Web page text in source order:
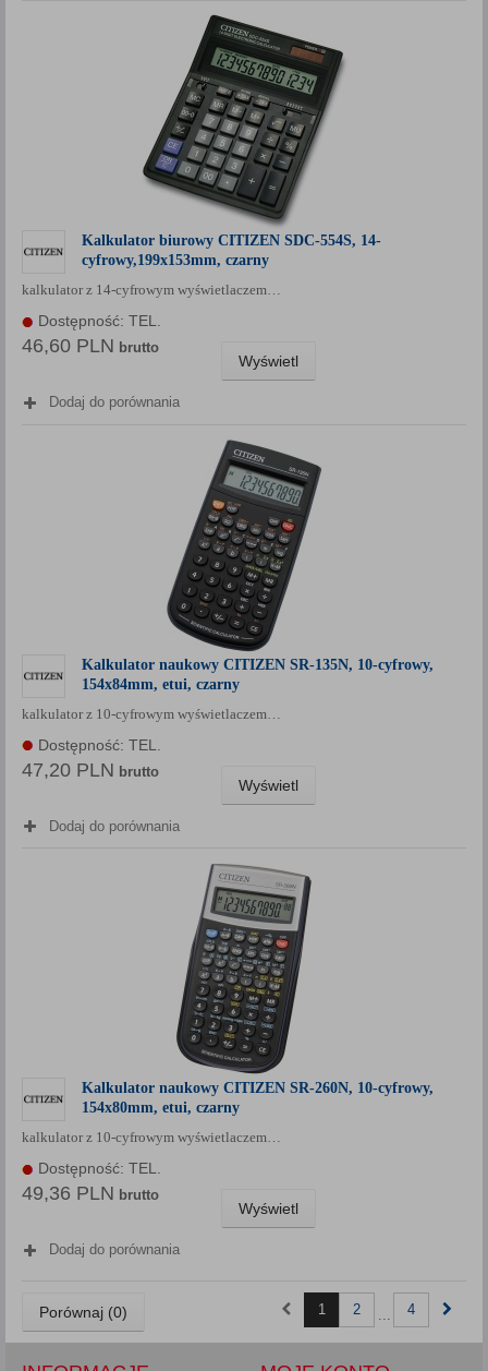
Kalkulator biurowy CITIZEN SDC-554S, 14-
cyfrowy,199x153mm, czarny
kalkulator z 14-cyfrowym wyświetlaczem…
Dostępność: TEL.
46,60 PLN brutto
Wyświetl
Dodaj do porównania
Kalkulator naukowy CITIZEN SR-135N, 10-cyfrowy,
154x84mm, etui, czarny
kalkulator z 10-cyfrowym wyświetlaczem…
Dostępność: TEL.
47,20 PLN brutto
Wyświetl
Dodaj do porównania
Kalkulator naukowy CITIZEN SR-260N, 10-cyfrowy,
154x80mm, etui, czarny
kalkulator z 10-cyfrowym wyświetlaczem…
Dostępność: TEL.
49,36 PLN brutto
Wyświetl
Dodaj do porównania
Porównaj (0) 1 2 4